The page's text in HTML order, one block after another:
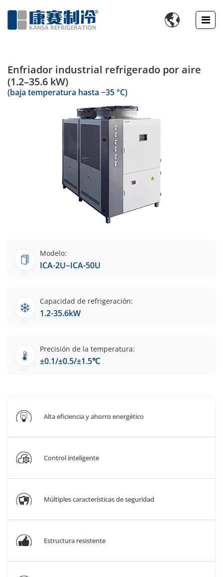

Enfriador industrial refrigerado por aire
(1.2–35.6 kW)
(baja temperatura hasta −35 °C)
Modelo:
ICA-2U~ICA-50U
Capacidad de refrigeración:
1.2-35.6kW
Precisión de la temperatura:
±0.1/±0.5/±1.5℃
Alta eficiencia y ahorro energético
Control inteligente
Múltiples características de seguridad
Estructura resistente